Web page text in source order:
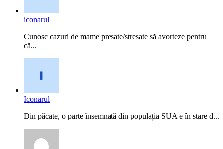
iconarul
Cunosc cazuri de mame presate/stresate să avorteze pentru
că...
Iconarul
Din păcate, o parte însemnată din populația SUA e în stare d...